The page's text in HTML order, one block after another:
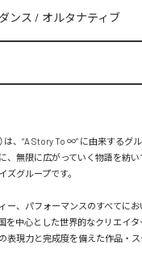
ダンス / オルタナティブ
は、“A Story To ∞” に由来するグ
、無限に広がっていく物語を紡
ズグループです。
ー、パフォーマンスのすべてに
を中心とした世界的なクリエイ
表現力と完成度を備えた作品・